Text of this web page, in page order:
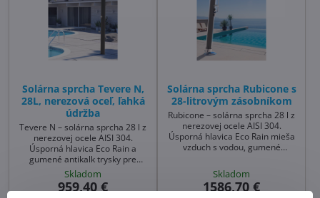
Solárna sprcha Tevere N,
28L, nerezová oceľ, ľahká
údržba
Tevere N – solárna sprcha 28 l z
nerezovej ocele AISI 304.
Úsporná hlavica Eco Rain a
gumené antikalk trysky pre
ľahkú údržbu. Moderný vzhľad,
jednoduchá montáž – ideálna
sprcha k bazénu aj solárna
Skladom
959,40 €
Solárna sprcha Rubicone s
28-litrovým zásobníkom
Rubicone – solárna sprcha 28 l z
nerezovej ocele AISI 304.
Úsporná hlavica Eco Rain mieša
vzduch s vodou, gumené
Moderný vzhľad, jednoduchá
montáž – ideálna sprcha k
bazénu aj do záhrady.
Skladom
1586,70 €